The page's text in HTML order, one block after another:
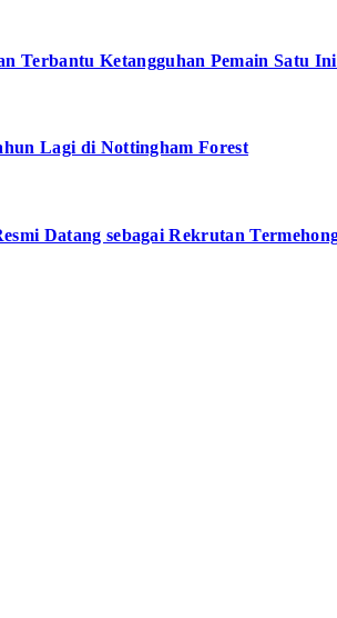
Terbantu Ketangguhan Pemain Satu
Lagi di Nottingham Forest
Datang sebagai Rekrutan